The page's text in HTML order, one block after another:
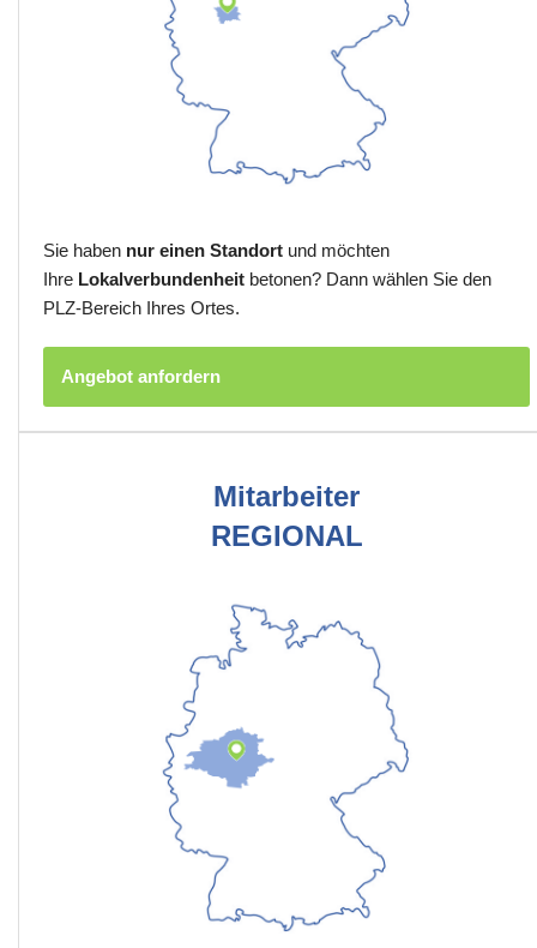
Sie haben nur einen Standort und möchten
Ihre Lokalverbundenheit betonen? Dann wählen Sie den
PLZ-Bereich Ihres Ortes.
Angebot anfordern
Mitarbeiter
REGIONAL